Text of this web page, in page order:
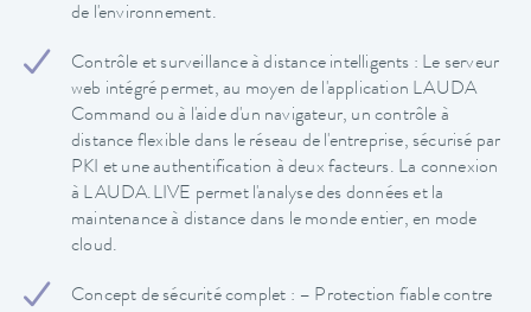
de l'environnement.
Contrôle et surveillance à distance intelligents : Le serveur
web intégré permet, au moyen de l'application LAUDA
Command ou à l'aide d'un navigateur, un contrôle à
distance flexible dans le réseau de l'entreprise, sécurisé par
PKI et une authentification à deux facteurs. La connexion
à LAUDA.LIVE permet l'analyse des données et la
maintenance à distance dans le monde entier, en mode
cloud.
Concept de sécurité complet : – Protection fiable contre